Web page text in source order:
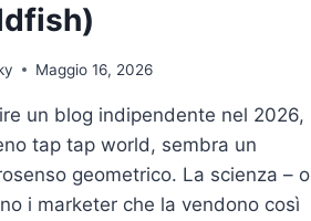
Maggio 16, 2026
un blog indipendente nel 2026,
tap tap world, sembra un
geometrico. La scienza – o
i marketer che la vendono così